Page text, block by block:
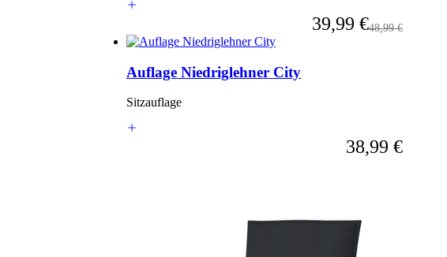
Ab
39,99 €Regulärer Preis
48,99 €
Auflage Niedriglehner City
Sitzauflage
Ab
38,99 €